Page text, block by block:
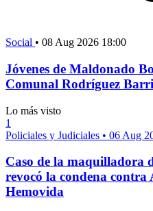
Social • 08 Aug 2026 18:00
Jóvenes de Maldonado
Comunal Rodríguez
Lo más visto
1
Policiales y Judiciales • 06 Aug
Caso de la maquilladora
revocó la condena contra
Hemovida